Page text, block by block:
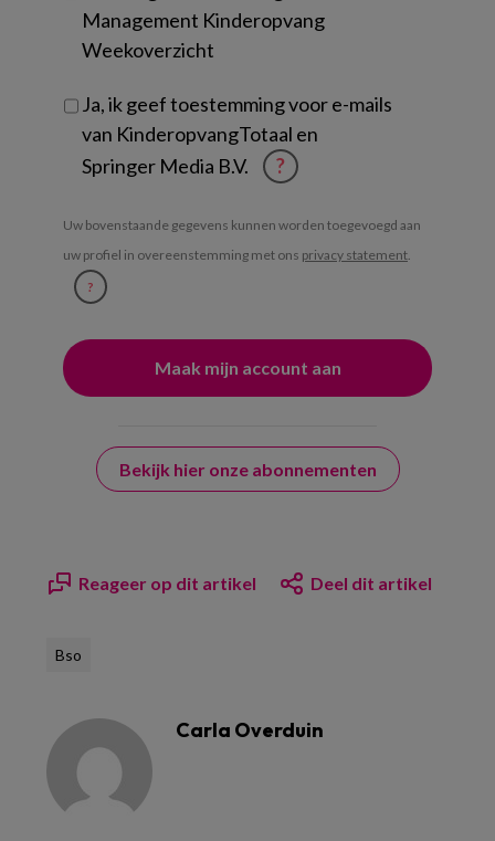
Management Kinderopvang
Weekoverzicht
Ja, ik geef toestemming voor e-mails
van KinderopvangTotaal en
Springer Media B.V.
?
Uw bovenstaande gegevens kunnen worden toegevoegd aan
uw profiel in overeenstemming met ons privacy statement.
?
Bekijk hier onze abonnementen
Reageer op dit artikel Deel dit artikel
Bso
Carla Overduin